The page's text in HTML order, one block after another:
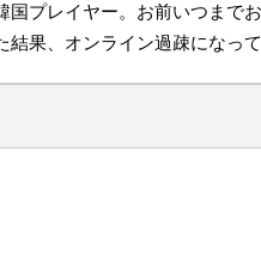
プレイヤー。お前いつまで
結果、オンライン過疎になっ